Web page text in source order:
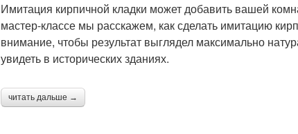
Графитовая краска Краска в квартире
Краска на стену
Имитация кирпичной кладки может добавить вашей
мастер-классе мы расскажем, как сделать имитацию
внимание, чтобы результат выглядел максимально
увидеть в исторических зданиях.
читать дальше →